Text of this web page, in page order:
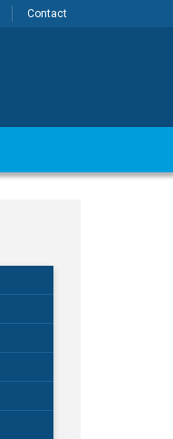
Contact